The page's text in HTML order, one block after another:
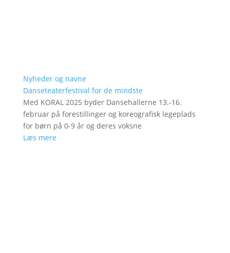
Nyheder og navne
Danseteaterfestival for de mindste
Med KORAL 2025 byder Dansehallerne 13.-16.
februar på forestillinger og koreografisk legeplads
for børn på 0-9 år og deres voksne
Læs mere